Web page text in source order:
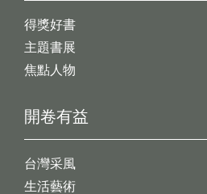
開卷有益
台灣采風
生活藝術
得獎好書
主題書展
焦點人物